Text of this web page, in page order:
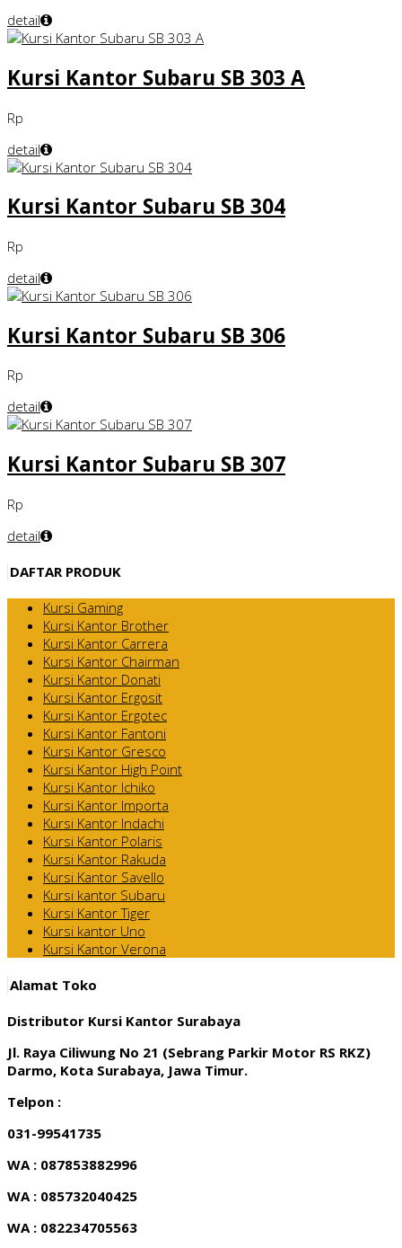
detail
Kursi Kantor Subaru SB 303 A
Rp
detail
Kursi Kantor Subaru SB 304
Rp
detail
Kursi Kantor Subaru SB 306
Rp
detail
Kursi Kantor Subaru SB 307
Rp
detail
DAFTAR PRODUK
Kursi Gaming
Kursi Kantor Brother
Kursi Kantor Carrera
Kursi Kantor Chairman
Kursi Kantor Donati
Kursi Kantor Ergosit
Kursi Kantor Ergotec
Kursi Kantor Fantoni
Kursi Kantor Gresco
Kursi Kantor High Point
Kursi Kantor Ichiko
Kursi Kantor Importa
Kursi Kantor Indachi
Kursi Kantor Polaris
Kursi Kantor Rakuda
Kursi Kantor Savello
Kursi kantor Subaru
Kursi Kantor Tiger
Kursi kantor Uno
Kursi Kantor Verona
Alamat Toko
Distributor Kursi Kantor Surabaya
Jl. Raya Ciliwung No 21 (Sebrang Parkir Motor RS RKZ)
Darmo, Kota Surabaya, Jawa Timur.
Telpon :
031-99541735
WA : 087853882996
WA : 085732040425
WA : 082234705563